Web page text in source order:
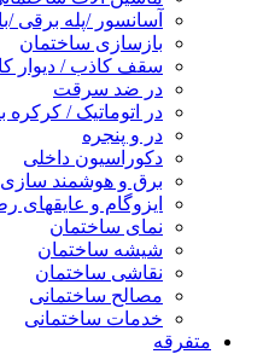
آسانسور /پله برقی /
بازسازی ساختمان
سقف کاذب / دیوار
در ضد سرقت
در اتوماتیک / کرکره
در و پنجره
دکوراسیون داخلی
برق و هوشمند سازی
ایزوگام و عایقهای
نمای ساختمان
شیشه ساختمان
نقاشی ساختمان
مصالح ساختمانی
خدمات ساختمانی
متفرقه